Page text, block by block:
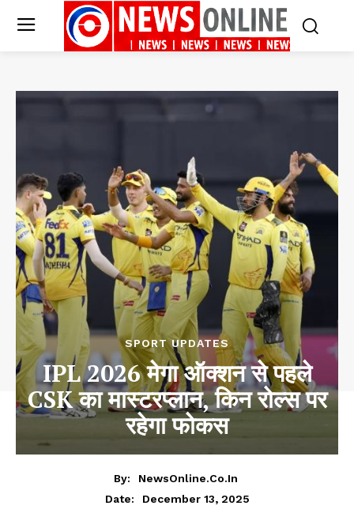
SPORT UPDATES
IPL 2026 मेगा ऑक्शन से पहले
CSK का मास्टरप्लान, किन रोल्स पर
रहेगा फोकस
By:
NewsOnline.co.in
Date:
December 13, 2025